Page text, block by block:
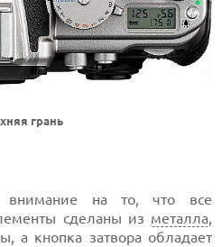
грань
внимание на то, что все
сделаны из металла,
а кнопка затвора обладает